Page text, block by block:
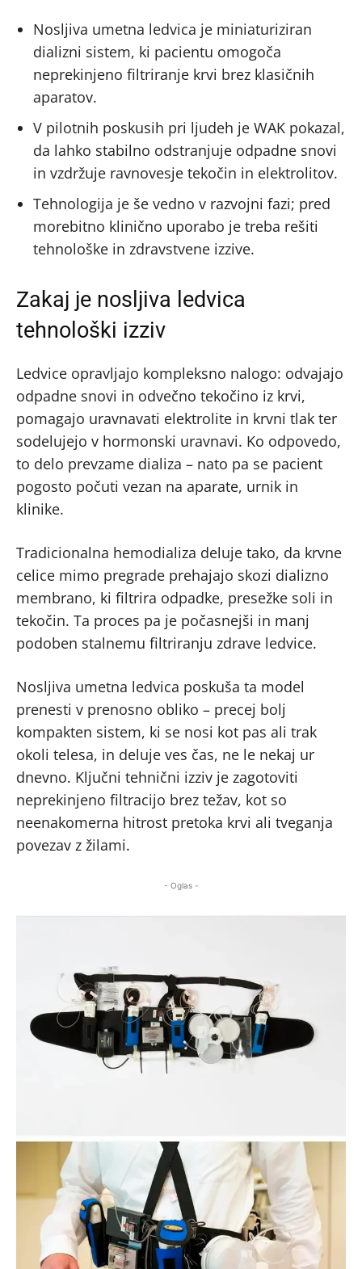
Nosljiva umetna ledvica je miniaturiziran
dializni sistem, ki pacientu omogoča
neprekinjeno filtriranje krvi brez klasičnih
aparatov.
V pilotnih poskusih pri ljudeh je WAK pokazal,
da lahko stabilno odstranjuje odpadne snovi
in vzdržuje ravnovesje tekočin in elektrolitov.
Tehnologija je še vedno v razvojni fazi; pred
morebitno klinično uporabo je treba rešiti
tehnološke in zdravstvene izzive.
Zakaj je nosljiva ledvica
tehnološki izziv
Ledvice opravljajo kompleksno nalogo: odvajajo
odpadne snovi in odvečno tekočino iz krvi,
pomagajo uravnavati elektrolite in krvni tlak ter
sodelujejo v hormonski uravnavi. Ko odpovedo,
to delo prevzame dializa – nato pa se pacient
pogosto počuti vezan na aparate, urnik in
klinike.
Tradicionalna hemodializa deluje tako, da krvne
celice mimo pregrade prehajajo skozi dializno
membrano, ki filtrira odpadke, presežke soli in
tekočin. Ta proces pa je počasnejši in manj
podoben stalnemu filtriranju zdrave ledvice.
Nosljiva umetna ledvica poskuša ta model
prenesti v prenosno obliko – precej bolj
kompakten sistem, ki se nosi kot pas ali trak
okoli telesa, in deluje ves čas, ne le nekaj ur
dnevno. Ključni tehnični izziv je zagotoviti
neprekinjeno filtracijo brez težav, kot so
neenakomerna hitrost pretoka krvi ali tveganja
povezav z žilami.
- Oglas -